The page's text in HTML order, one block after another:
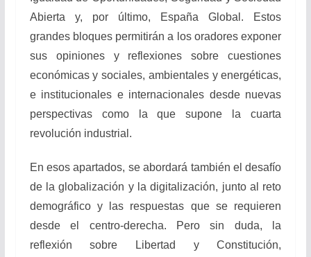
Abierta y, por último, España Global. Estos
grandes bloques permitirán a los oradores exponer
sus opiniones y reflexiones sobre cuestiones
económicas y sociales, ambientales y energéticas,
e institucionales e internacionales desde nuevas
perspectivas como la que supone la cuarta
revolución industrial.
En esos apartados, se abordará también el desafío
de la globalización y la digitalización, junto al reto
demográfico y las respuestas que se requieren
desde el centro-derecha. Pero sin duda, la
reflexión sobre Libertad y Constitución,